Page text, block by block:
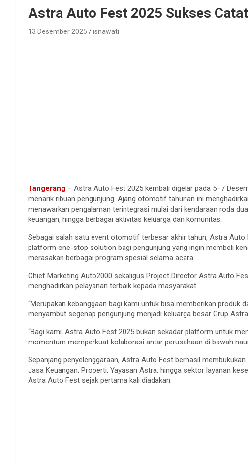
Astra Auto Fest 2025 Sukses
13 Desember 2025 isnawati
Tangerang – Astra Auto Fest 2025 kembali digelar pada 5–7
menarik ribuan pengunjung. Ajang otomotif tahunan ini
menawarkan pengalaman terintegrasi mulai dari kendaraan roda
keuangan, hingga berbagai aktivitas keluarga dan komunitas.
Sebagai salah satu event otomotif terbesar akhir tahun, Astra
platform one-stop solution bagi pengunjung yang ingin membeli
merasakan berbagai program spesial selama acara.
Chief Marketing Auto2000 sekaligus Project Director Astra Auto
menghadirkan pelayanan terbaik kepada masyarakat.
“Merupakan kebanggaan bagi kami untuk bisa memberikan produk
menyambut segenap pengunjung menjadi keluarga besar Grup
“Bagi kami, Astra Auto Fest 2025 bukan sekadar platform untuk
momentum memperkuat kolaborasi antar perusahaan di bawah
Sepanjang penyelenggaraan, Astra Auto Fest berhasil
Jasa Keuangan, Properti, Yayasan Astra, hingga sektor layanan
Astra Auto Fest sejak pertama kali diadakan.